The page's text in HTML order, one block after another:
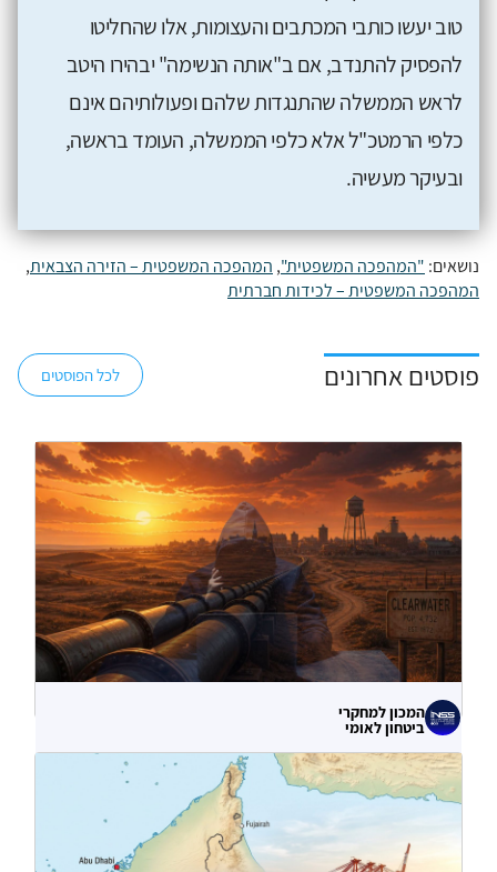
טוב יעשו כותבי המכתבים והעצומות, אלו שהחליטו
להפסיק להתנדב, אם ב"אותה הנשימה" יבהירו היטב
לראש הממשלה שהתנגדות שלהם ופעולותיהם אינם
כלפי הרמטכ"ל אלא כלפי הממשלה, העומד בראשה,
ובעיקר מעשיה.
נושאים: "המהפכה המשפטית", המהפכה המשפטית – הזירה הצבאית,
המהפכה המשפטית – לכידות חברתית
פוסטים אחרונים לכל הפוסטים
המכון למחקרי
ביטחון לאומי
לא רק הנזק המיידי: מה מלמדות תקיפות
הסייבר נגד תשתיות המים בארצות הברית?